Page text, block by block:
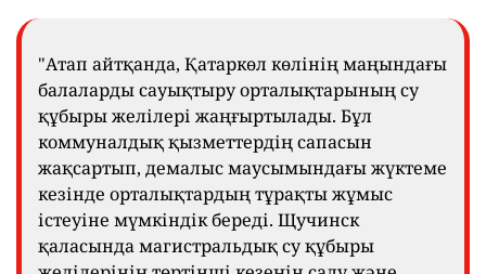
"Атап айтқанда, Қатаркөл көлінің маңындағы
балаларды сауықтыру орталықтарының су
құбыры желілері жаңғыртылады. Бұл
коммуналдық қызметтердің сапасын
жақсартып, демалыс маусымындағы жүктеме
кезінде орталықтардың тұрақты жұмыс
істеуіне мүмкіндік береді. Щучинск
қаласында магистральдық су құбыры